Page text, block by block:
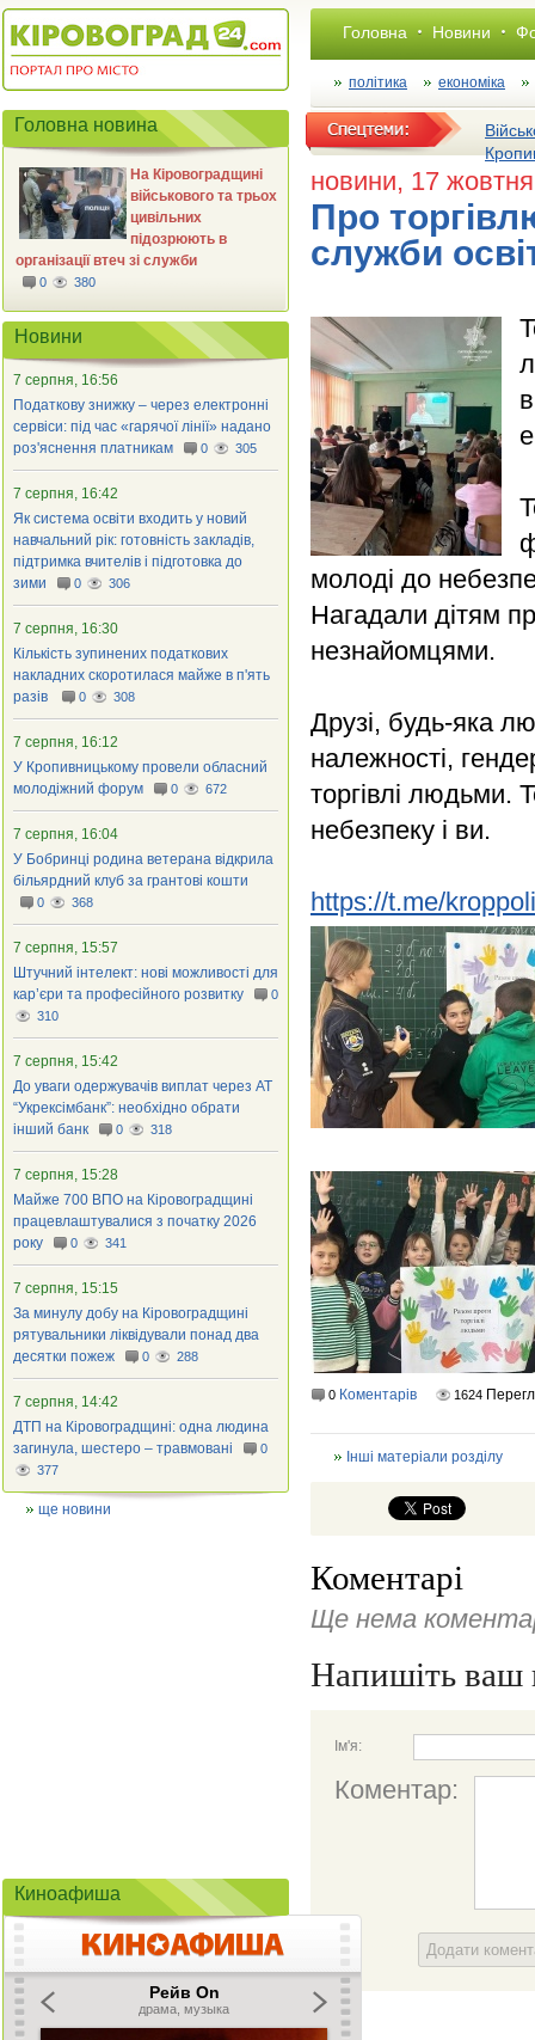
Головна Новини
політика економіка
новини, 17
Про
служби
молоді до
Нагадали дітям
незнайомцями.
Друзі, будь-яка
належності,
торгівлі людьми.
небезпеку і ви.
https://t.me/
0 Коментарів 1624
Інші матеріали розділу
Коментарі
Ще нема
Напишіть ваш
Ім'я:
Коментар:
Додати
Головна новина
На Кіровоградщині
військового та трьох
цивільних
підозрюють в
організації втеч зі служби
0 380
Новини
7 серпня, 16:56
Податкову знижку – через електронні
сервіси: під час «гарячої лінії» надано
роз'яснення платникам
0 305
7 серпня, 16:42
Як система освіти входить у новий
навчальний рік: готовність закладів,
підтримка вчителів і підготовка до
зими
0 306
7 серпня, 16:30
Кількість зупинених податкових
накладних скоротилася майже в п'ять
разів
0 308
7 серпня, 16:12
У Кропивницькому провели обласний
молодіжний форум
0 672
7 серпня, 16:04
У Бобринці родина ветерана відкрила
більярдний клуб за грантові кошти
0 368
7 серпня, 15:57
Штучний інтелект: нові можливості для
кар’єри та професійного розвитку
0
310
7 серпня, 15:42
До уваги одержувачів виплат через АТ
“Укрексімбанк”: необхідно обрати
інший банк
0 318
7 серпня, 15:28
Майже 700 ВПО на Кіровоградщині
працевлаштувалися з початку 2026
року
0 341
7 серпня, 15:15
За минулу добу на Кіровоградщині
рятувальники ліквідували понад два
десятки пожеж
0 288
7 серпня, 14:42
ДТП на Кіровоградщині: одна людина
загинула, шестеро – травмовані
0
377
ще новини
Киноафиша